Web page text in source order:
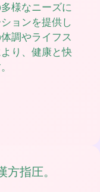
様なニーズに
ョンを提供し
調やライフス
り、健康と快
指圧。